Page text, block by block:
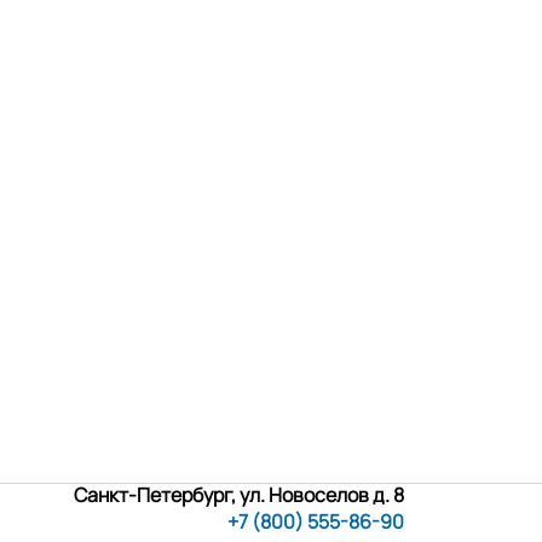
Санкт-Петербург, ул. Новоселов д. 8
+7 (800) 555-86-90